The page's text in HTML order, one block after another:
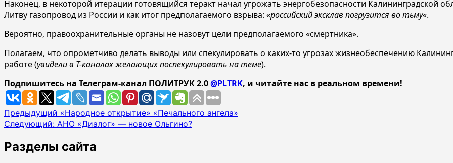
Наконец, в некоторой итерации готовящийся теракт начал угрожать энергобезопасности Калининградской
Литву газопровод из России и как итог предполагаемого взрыва: «российский эксклав погрузится во тьму«.
Вероятно, правоохранительные органы не назовут цели предполагаемого «смертника».
Полагаем, что опрометчиво делать выводы или спекулировать о каких-то угрозах жизнеобеспечению
работе (увидели в Т-каналах желающих поспекулировать на теме).
Подпишитесь на Телеграм-канал ПОЛИТРУК 2.0@PLTRK, и читайте нас в реальном времени!
Навигация
записи
Предыдущий «Народное открытие» «Печального ангела»
Следующий: АНО «Диалог» — новое Ольгино?
Разделы сайта